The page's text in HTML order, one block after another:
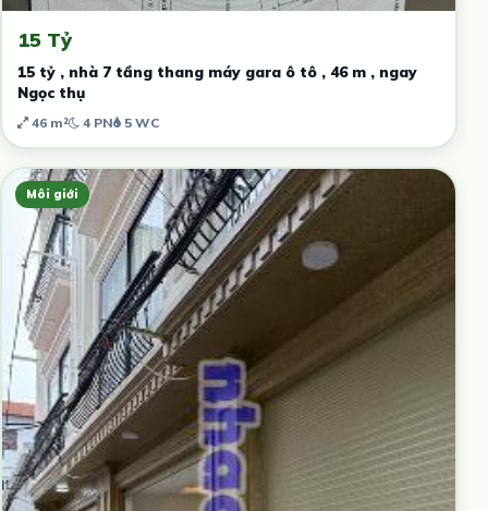
15 Tỷ
15 tỷ , nhà 7 tầng thang máy gara ô tô , 46 m , ngay
Ngọc thụ
46 m² 4 PN 5 WC
Môi giới